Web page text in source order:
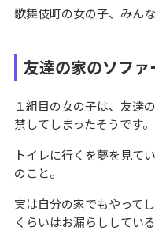
歌舞伎町の女の子、み
友達の家のソファ
１組目の女の子は、友達
禁してしまったそうです。
トイレに行くを夢を見て
のこと。
実は自分の家でもやって
くらいはお漏らししている